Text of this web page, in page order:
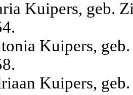
Kuipers, geb.
Kuipers,
Kuipers,